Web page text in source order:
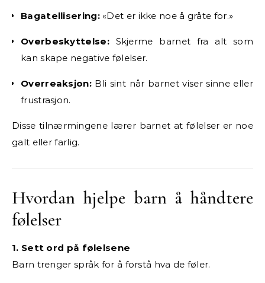
Bagatellisering:«Det er ikke noe å gråte for.»
Overbeskyttelse:Skjerme barnet fra alt som
kan skape negative følelser.
Overreaksjon:Bli sint når barnet viser sinne eller
frustrasjon.
Disse tilnærmingene lærer barnet at følelser er noe
galt eller farlig.
Hvordan hjelpe barn å håndtere
følelser
1. Sett ord på følelsene
Barn trenger språk for å forstå hva de føler.